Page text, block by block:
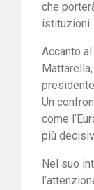
che
istituzioni.
Accanto
Un
come
più
Nel suo